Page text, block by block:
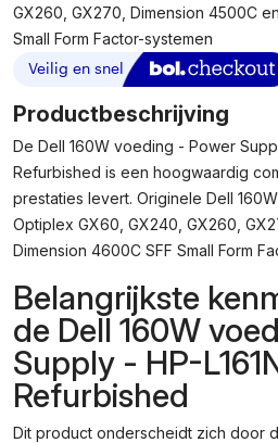
GX260, GX270, Dimension 4500C
Small Form Factor-systemen
Productbeschrijving
De Dell 160W voeding - Power
Refurbished is een hoogwaardig
prestaties levert. Originele Dell
Optiplex GX60, GX240, GX260,
Dimension 4600C SFF Small Form
Belangrijkste
de Dell 160W
Supply - HP-
Refurbished
Dit product onderscheidt zich door